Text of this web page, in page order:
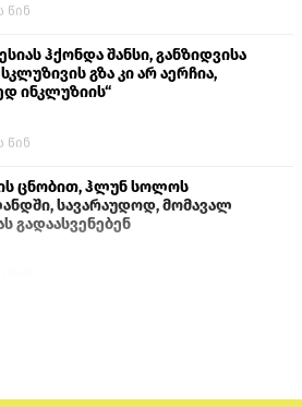
წინ
ჰქონდა შანსი, განზიდვისა
გზა კი არ აერჩია,
ინკლუზიის“
წინ
ცნობით, ჰლუნ სოლოს
სავარაუდოდ, მომავალ
გადაასვენებენ